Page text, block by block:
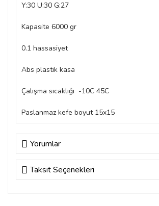
Y:30 U:30 G:27
Kapasite 6000 gr
0.1 hassasiyet
Abs plastik kasa
Çalışma sıcaklığı -10C 45C
Paslanmaz kefe boyut 15x15
Yorumlar
Bu ürüne ilk yorumu siz yapın!
Taksit Seçenekleri